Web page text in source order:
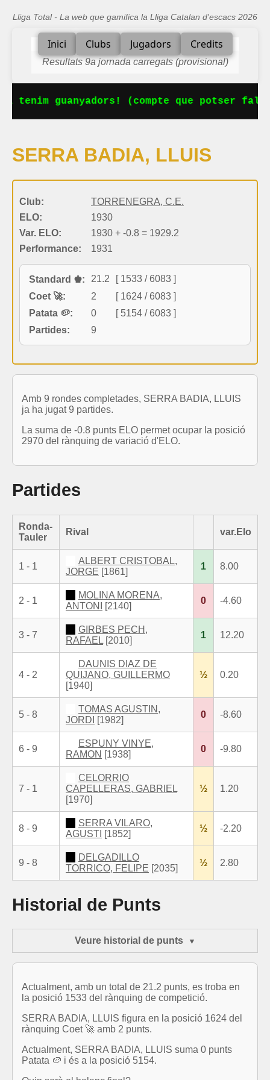
Lliga Total - La web que gamifica la Lliga Catalan d'escacs 2026
Inici Clubs Jugadors Credits
Resultats 9a jornada carregats (provisional)
tenim guanyadors! (compte que potser
SERRA BADIA, LLUIS
Club:
TORRENEGRA, C.E.
ELO:
1930
Var. ELO:
1930 + -0.8 = 1929.2
Performance:
1931
Standard ♚: 21.2
[ 1533 / 6083 ]
Coet 🚀:
2
[ 1624 / 6083 ]
Patata 🥔:
0
[ 5154 / 6083 ]
Partides:
9
Amb 9 rondes completades, SERRA BADIA, LLUIS
ja ha jugat 9 partides.
La suma de -0.8 punts ELO permet ocupar la posició
2970 del rànquing de variació d'ELO.
Partides
Ronda-
Tauler
Rival var.Elo
1 - 1
ALBERT CRISTOBAL,
JORGE [1861]
1 8.00
2 - 1
MOLINA MORENA,
ANTONI
[2140]
0 -4.60
3 - 7
GIRBES PECH,
RAFAEL [2010]
1 12.20
4 - 2
DAUNIS DIAZ DE
QUIJANO, GUILLERMO
[1940]
½ 0.20
5 - 8
TOMAS AGUSTIN,
JORDI
[1982]
0 -8.60
6 - 9
ESPUNY VINYE,
RAMON [1938]
0 -9.80
7 - 1
CELORRIO
CAPELLERAS, GABRIEL
[1970]
½ 1.20
8 - 9
SERRA VILARO,
AGUSTI [1852]
½ -2.20
9 - 8
DELGADILLO
TORRICO, FELIPE [2035]
½ 2.80
Historial de Punts
Veure historial de punts
Actualment, amb un total de 21.2 punts, es troba en
la posició 1533 del rànquing de competició.
SERRA BADIA, LLUIS figura en la posició 1624 del
rànquing Coet 🚀 amb 2 punts.
Actualment, SERRA BADIA, LLUIS suma 0 punts
Patata 🥔 i és a la posició 5154.